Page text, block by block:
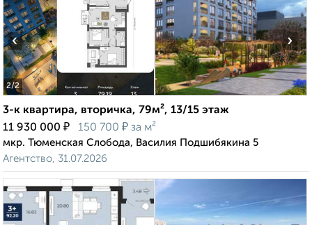
2/2
‹ ›
3-к квартира, вторичка, 79м², 13/15 этаж
11 930 000 ₽ 150 700 ₽ за м²
мкр. Тюменская Слобода, Василия Подшибякина 5
Агентство, 31.07.2026